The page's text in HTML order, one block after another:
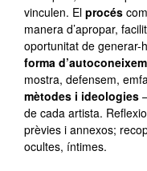
vinculen. El procés
manera d’apropar,
oportunitat de generar-
forma
mostra, defensem,
mètodes i ideologies
de cada artista.
prèvies i annexos;
ocultes, íntimes.